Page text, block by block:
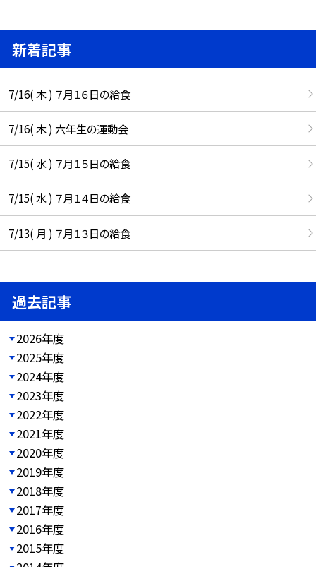
新着記事
7/16( 木 ) ７月１６日の給食
7/16( 木 ) 六年生の運動会
7/15( 水 ) ７月１５日の給食
7/15( 水 ) ７月１４日の給食
7/13( 月 ) ７月１３日の給食
過去記事
2026年度
2025年度
2024年度
2023年度
2022年度
2021年度
2020年度
2019年度
2018年度
2017年度
2016年度
2015年度